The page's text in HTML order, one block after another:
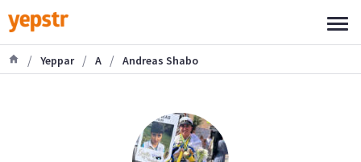
/ Yeppar / A / Andreas Shabo